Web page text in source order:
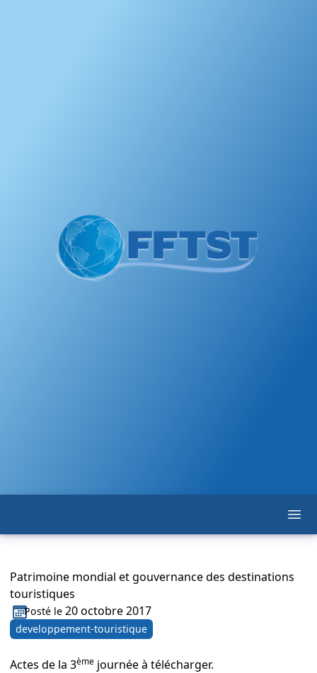
Patrimoine mondial et gouvernance des destinations
touristiques
Posté le 20 octobre 2017
developpement-touristique
Actes de la 3ème journée à télécharger.